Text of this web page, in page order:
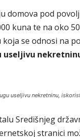
domova pod
kuna te na oko
se odnosi na
useljivu
useljivu nekretninu,
Središnjeg
stranici